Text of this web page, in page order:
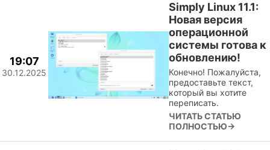
19:07
30.12.2025
Simply Linux 11.1:
Новая версия
операционной
системы готова к
обновлению!
Конечно! Пожалуйста,
предоставьте текст,
который вы хотите
переписать.
ЧИТАТЬ СТАТЬЮ
ПОЛНОСТЬЮ→